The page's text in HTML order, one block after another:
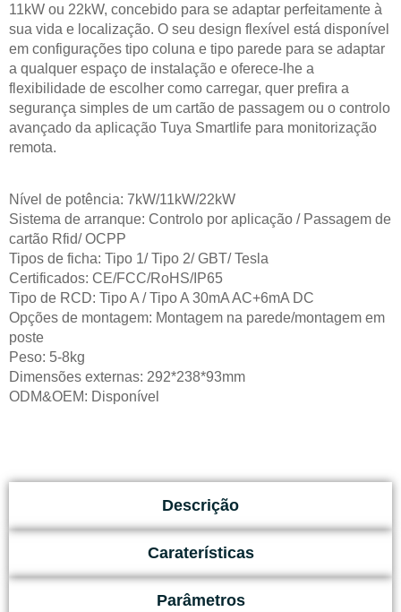
11kW ou 22kW, concebido para se adaptar perfeitamente à
sua vida e localização. O seu design flexível está disponível
em configurações tipo coluna e tipo parede para se adaptar
a qualquer espaço de instalação e oferece-lhe a
flexibilidade de escolher como carregar, quer prefira a
segurança simples de um cartão de passagem ou o controlo
avançado da aplicação Tuya Smartlife para monitorização
remota.
Nível de potência: 7kW/11kW/22kW
Sistema de arranque: Controlo por aplicação / Passagem de
cartão Rfid/ OCPP
Tipos de ficha: Tipo 1/ Tipo 2/ GBT/ Tesla
Certificados: CE/FCC/RoHS/IP65
Tipo de RCD: Tipo A / Tipo A 30mA AC+6mA DC
Opções de montagem: Montagem na parede/montagem em
poste
Peso: 5-8kg
Dimensões externas: 292*238*93mm
ODM&OEM: Disponível
Descrição
Caraterísticas
Parâmetros